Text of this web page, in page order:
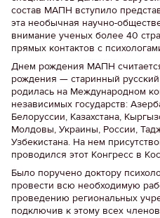
состав МАПН вступило
эта необычная научно-
внимание ученых более 40
прямых контактов с
Днем рождения МАПН
рождения — старинный
родилась на Международном
независимых государств:
Белоруссии, Казахстана,
Молдовы, Украины, России,
Узбекистана. На нем
проводился этот Конгресс в
Было поручено доктору
провести всю необходимую
проведению региональных
подключив к этому всех